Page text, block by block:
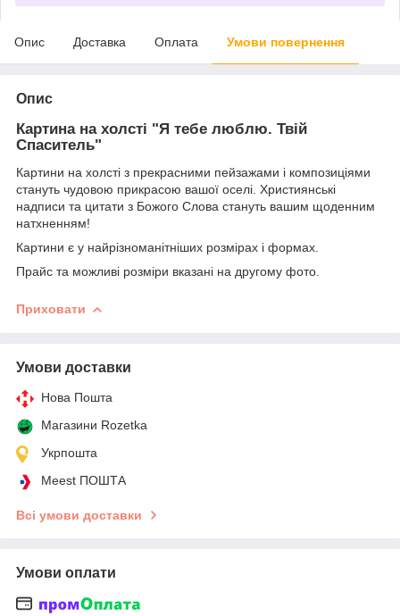
Опис Доставка Оплата Умови повернення
Опис
Картина на холсті "Я тебе люблю. Твій
Спаситель"
Картини на холсті з прекрасними пейзажами і композиціями
стануть чудовою прикрасою вашої оселі. Християнські
надписи та цитати з Божого Слова стануть вашим щоденним
натхненням!
Картини є у найрізноманітніших розмірах і формах.
Прайс та можливі розміри вказані на другому фото.
Приховати
Умови доставки
Нова Пошта
Магазини Rozetka
Укрпошта
Meest ПОШТА
Всі умови доставки
Умови оплати